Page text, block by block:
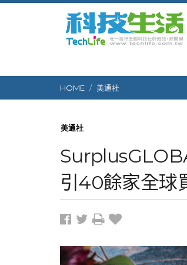
HOME 美通社
美通社
引40餘家全球